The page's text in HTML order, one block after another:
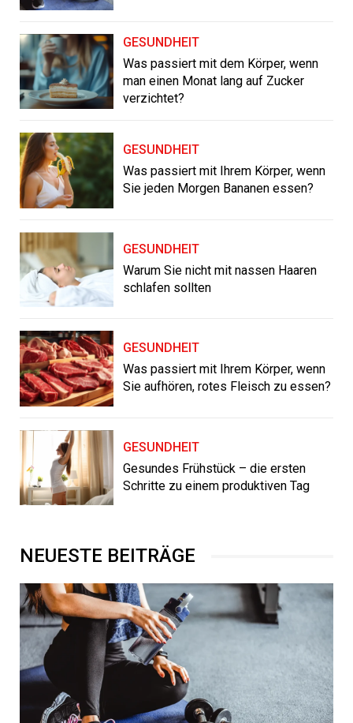
GESUNDHEIT
Was passiert mit dem Körper, wenn
man einen Monat lang auf Zucker
verzichtet?
GESUNDHEIT
Was passiert mit Ihrem Körper, wenn
Sie jeden Morgen Bananen essen?
GESUNDHEIT
Warum Sie nicht mit nassen Haaren
schlafen sollten
GESUNDHEIT
Was passiert mit Ihrem Körper, wenn
Sie aufhören, rotes Fleisch zu essen?
GESUNDHEIT
Gesundes Frühstück – die ersten
Schritte zu einem produktiven Tag
NEUESTE BEITRÄGE